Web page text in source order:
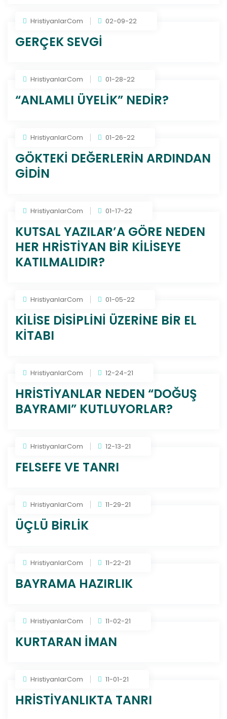
HristiyanlarCom 02-09-22
GERÇEK SEVGİ
HristiyanlarCom 01-28-22
“ANLAMLI ÜYELİK” NEDİR?
HristiyanlarCom 01-26-22
GÖKTEKİ DEĞERLERİN ARDINDAN
GİDİN
HristiyanlarCom 01-17-22
KUTSAL YAZILAR’A GÖRE NEDEN
HER HRİSTİYAN BİR KİLİSEYE
KATILMALIDIR?
HristiyanlarCom 01-05-22
KİLİSE DİSİPLİNİ ÜZERİNE BİR EL
KİTABI
HristiyanlarCom 12-24-21
HRİSTİYANLAR NEDEN “DOĞUŞ
BAYRAMI” KUTLUYORLAR?
HristiyanlarCom 12-13-21
FELSEFE VE TANRI
HristiyanlarCom 11-29-21
ÜÇLÜ BİRLİK
HristiyanlarCom 11-22-21
BAYRAMA HAZIRLIK
HristiyanlarCom 11-02-21
KURTARAN İMAN
HristiyanlarCom 11-01-21
HRİSTİYANLIKTA TANRI